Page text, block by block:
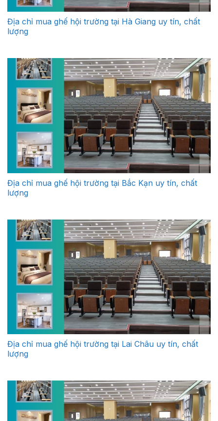
Địa chỉ mua ghế hội trường tại Hà Giang uy tín, chất
lượng
Địa chỉ mua ghế hội trường tại Bắc Kạn uy tín, chất
lượng
Địa chỉ mua ghế hội trường tại Lai Châu uy tín, chất
lượng